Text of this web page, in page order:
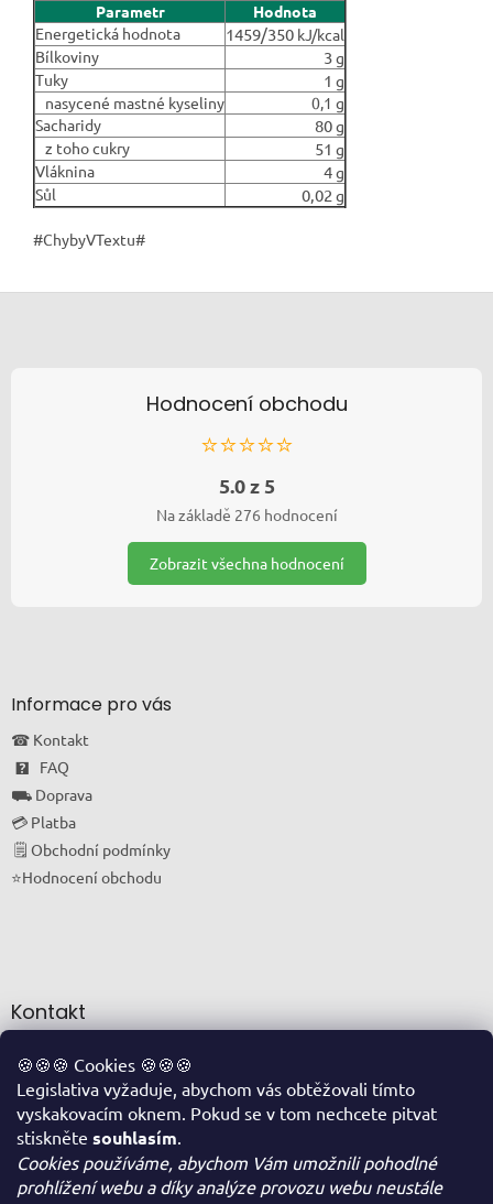
🍪🍪🍪 Cookies 🍪🍪🍪
Legislativa vyžaduje, abychom vás obtěžovali tímto
vyskakovacím oknem. Pokud se v tom nechcete pitvat
stiskněte souhlasím.
Cookies používáme, abychom Vám umožnili pohodlné
prohlížení webu a díky analýze provozu webu neustále
Parametr
Hodnota
Energetická hodnota
1459/350 kJ/kcal
Bílkoviny
3g
Tuky
1 g
nasycené mastné kyseliny
0,1 g
Sacharidy
80g
z toho cukry
51 g
Vláknina
4g
Sůl
0,02 g
#ChybyVTextu#
Hodnocení obchodu
⭐⭐⭐⭐⭐
5.0 z 5
Na základě 276 hodnocení
Zobrazit všechna hodnocení
Informace pro vás
☎ Kontakt
🯄 FAQ
⛟ Doprava
💳 Platba
🗒 Obchodní podmínky
⭐Hodnocení obchodu
Kontakt
info @ oriskovapohotovost.cz
+420 774 711 877
FACEBOOK